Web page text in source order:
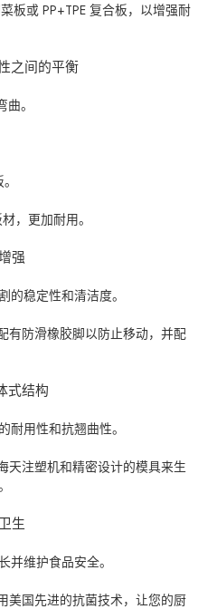
板或 PP+TPE 复合板，以增强耐
之间的平衡
。
，更加耐用。
强
的稳定性和清洁度。
有防滑橡胶脚以防止移动，并配
式结构
耐用性和抗翘曲性。
天注塑机和精密设计的模具来生
生
并维护食品安全。
美国先进的抗菌技术，让您的厨